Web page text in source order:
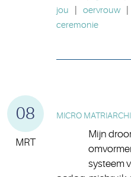
jou
oervrouw
ceremonie
08
MRT
MICRO
Mijn
systeem